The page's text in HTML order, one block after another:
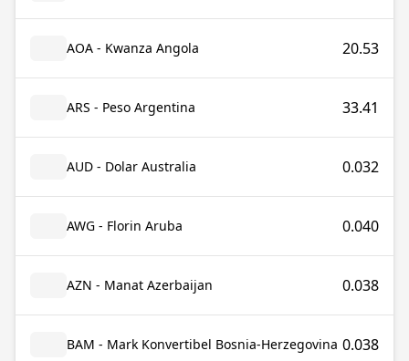
AOA - Kwanza Angola 20.53
ARS - Peso Argentina 33.41
AUD - Dolar Australia 0.032
AWG - Florin Aruba 0.040
AZN - Manat Azerbaijan 0.038
BAM - Mark Konvertibel Bosnia-Herzegovina 0.038